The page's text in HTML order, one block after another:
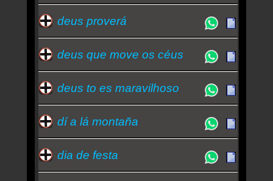
deus proverá
deus que move os céus
deus to es maravilhoso
dí a lá montaña
dia de festa